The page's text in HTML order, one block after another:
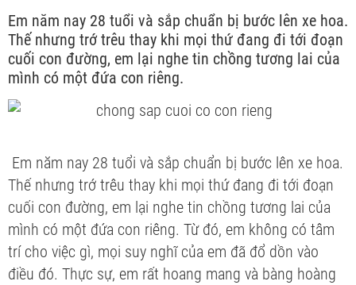
Em năm nay 28 tuổi và sắp chuẩn bị bước lên xe hoa.
Thế nhưng trớ trêu thay khi mọi thứ đang đi tới đoạn
cuối con đường, em lại nghe tin chồng tương lai của
mình có một đứa con riêng.
Em năm nay 28 tuổi và sắp chuẩn bị bước lên xe hoa.
Thế nhưng trớ trêu thay khi mọi thứ đang đi tới đoạn
cuối con đường, em lại nghe tin chồng tương lai của
mình có một đứa con riêng. Từ đó, em không có tâm
trí cho việc gì, mọi suy nghĩ của em đã đổ dồn vào
điều đó. Thực sự, em rất hoang mang và bàng hoàng